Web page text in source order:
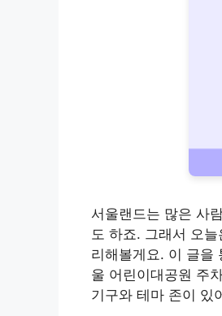
서울랜드는 많은 사
도 하죠. 그래서 오
리해볼게요. 이 글을
울 어린이대공원 주
기구와 테마 존이 있